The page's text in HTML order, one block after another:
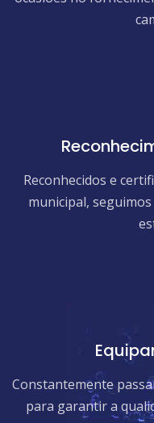
Reconhecidos e
municipal,
Constantemente
para garantir a